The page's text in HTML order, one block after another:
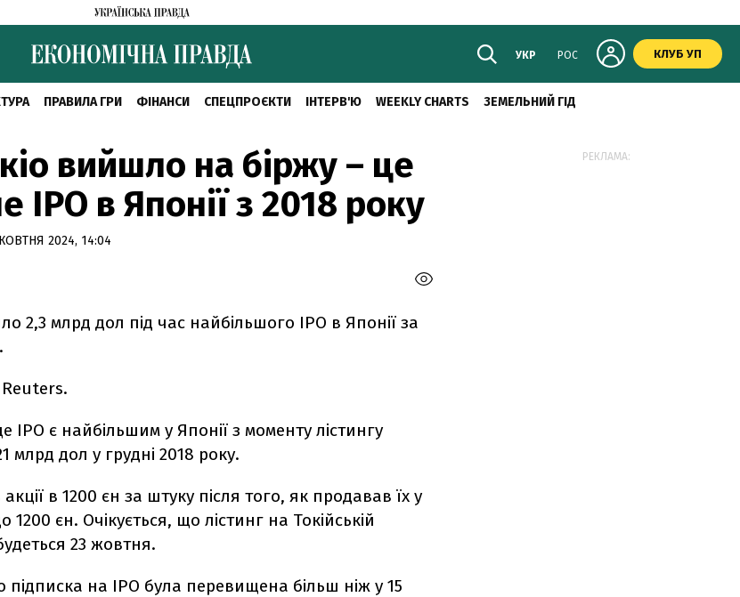
УКР РОС КЛУБ УП
ПРАВИЛА ГРИ ФІНАНСИ СПЕЦПРОЄКТИ ІНТЕРВ'Ю WEEKLY CHARTS ЗЕМЕЛЬНИЙ ГІД
вийшло на біржу – це
IPO в Японії з 2018 року
2024, 14:04
2,3 млрд дол під час найбільшого IPO в Японії за
Reuters.
IPO є найбільшим у Японії з моменту лістингу
млрд дол у грудні 2018 року.
в 1200 єн за штуку після того, як продавав їх у
1200 єн. Очікується, що лістинг на Токійській
23 жовтня.
підписка на IPO була перевищена більш ніж у 15
РЕКЛАМА: